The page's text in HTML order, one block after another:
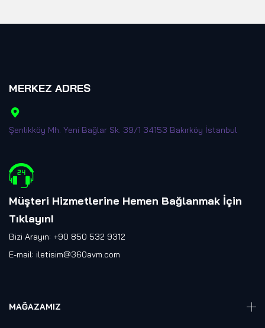
MERKEZ ADRES
Şenlikköy Mh. Yeni Bağlar Sk. 39/1 34153 Bakırköy İstanbul
Müşteri Hizmetlerine Hemen Bağlanmak İçin
Tıklayın!
Bizi Arayın: +90 850 532 9312
E-mail: iletisim@360avm.com
MAĞAZAMIZ